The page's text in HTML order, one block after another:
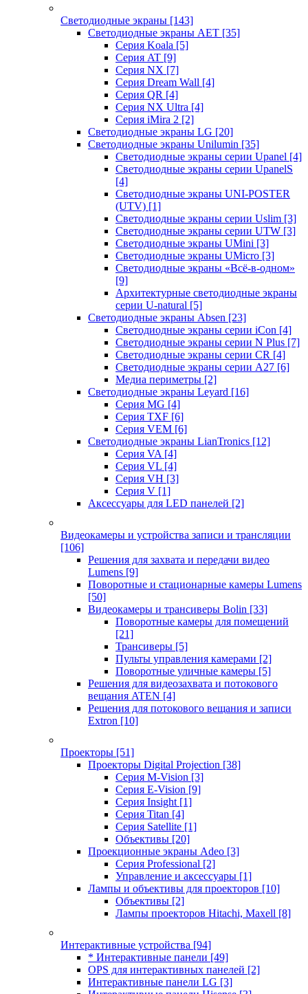
Светодиодные экраны [143]
Светодиодные экраны AET [35]
Cерия Koala [5]
Серия AT [9]
Серия NX [7]
Серия Dream Wall [4]
Серия QR [4]
Серия NX Ultra [4]
Серия iMira 2 [2]
Светодиодные экраны LG [20]
Светодиодные экраны Unilumin [35]
Светодиодные экраны серии Upanel [4]
Светодиодные экраны серии UpanelS
[4]
Светодиодные экраны UNI-POSTER
(UTV) [1]
Светодиодные экраны серии Uslim [3]
Светодиодные экраны серии UTW [3]
Светодиодные экраны UMini [3]
Светодиодные экраны UMicro [3]
Светодиодные экраны «Всё-в-одном»
[9]
Архитектурные светодиодные экраны
серии U-natural [5]
Светодиодные экраны Absen [23]
Светодиодные экраны серии iCon [4]
Светодиодные экраны серии N Plus [7]
Светодиодные экраны серии CR [4]
Светодиодные экраны серии А27 [6]
Медиа периметры [2]
Светодиодные экраны Leyard [16]
Серия MG [4]
Серия TXF [6]
Серия VEM [6]
Светодиодные экраны LianTronics [12]
Серия VA [4]
Серия VL [4]
Серия VH [3]
Серия V [1]
Аксессуары для LED панелей [2]
Видеокамеры и устройства записи и трансляции
[106]
Решения для захвата и передачи видео
Lumens [9]
Поворотные и стационарные камеры Lumens
[50]
Видеокамеры и трансиверы Bolin [33]
Поворотные камеры для помещений
[21]
Трансиверы [5]
Пульты управления камерами [2]
Поворотные уличные камеры [5]
Решения для видеозахвата и потокового
вещания ATEN [4]
Решения для потокового вещания и записи
Extron [10]
Проекторы [51]
Проекторы Digital Projection [38]
Серия M-Vision [3]
Серия E-Vision [9]
Серия Insight [1]
Серия Titan [4]
Серия Satellite [1]
Объективы [20]
Проекционные экраны Adeo [3]
Серия Professional [2]
Управление и аксессуары [1]
Лампы и объективы для проекторов [10]
Объективы [2]
Лампы проекторов Hitachi, Maxell [8]
Интерактивные устройства [94]
* Интерактивные панели [49]
OPS для интерактивных панелей [2]
Интерактивные панели LG [3]